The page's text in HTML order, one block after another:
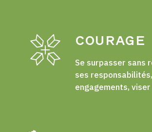
COURAGE
Se surpasser sans
ses
engagements, viser